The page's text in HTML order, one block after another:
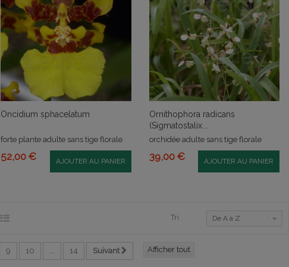
Oncidium sphacelatum
forte plante adulte sans tige florale
52,00 € AJOUTER AU PANIER
Ornithophora radicans
(Sigmatostalix...
orchidée adulte sans tige florale
39,00 € AJOUTER AU PANIER
Tri De A à Z
Afficher tout
9 10 ... 14 Suivant